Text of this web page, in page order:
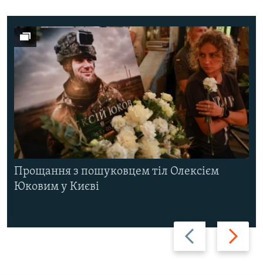
Назад Вперед
Прощання з пошуковцем тіл Олексієм
Юковим у Києві